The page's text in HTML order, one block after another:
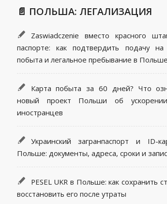
📄 ПОЛЬША: ЛЕГАЛИЗАЦИЯ
Zaswiadczenie вместо красного
паспорте: как подтвердить подачу на
побыта и легальное пребывание в Польше
Карта побыта за 60 дней? Что
новый проект Польши об
иностранцев
Украинский загранпаспорт и ID-
Польше: документы, адреса, сроки и
PESEL UKR в Польше: как сохранить
восстановить его после утраты